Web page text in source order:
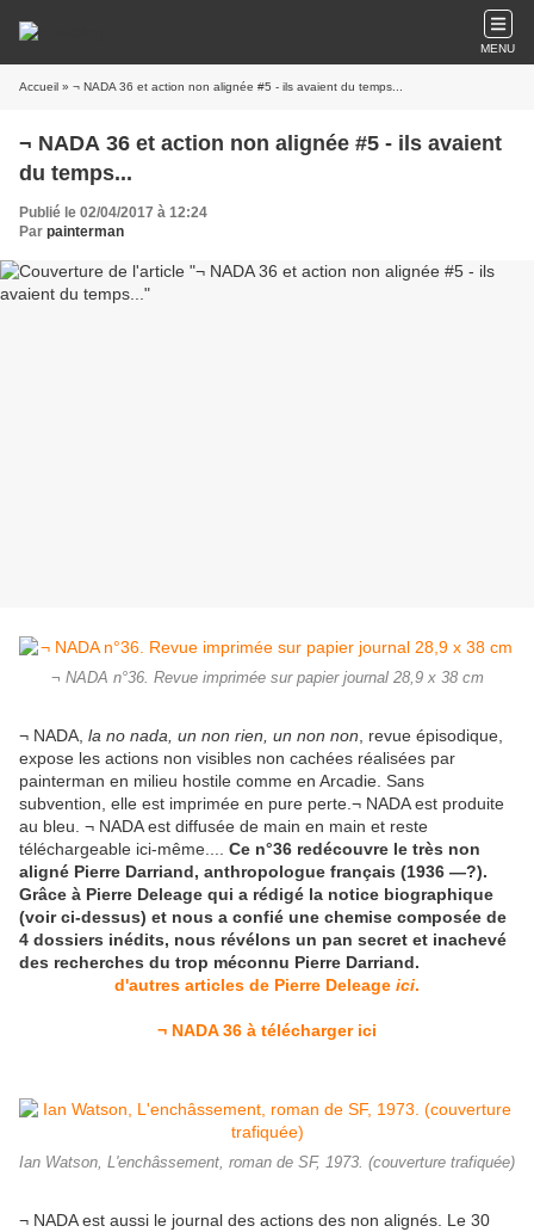
MENU
Accueil » ¬ NADA 36 et action non alignée #5 - ils avaient du temps...
¬ NADA 36 et action non alignée #5 - ils avaient
du temps...
Publié le 02/04/2017 à 12:24
Par painterman
¬ NADA n°36. Revue imprimée sur papier journal 28,9 x 38 cm
¬ NADA, la no nada, un non rien, un non non , revue épisodique,
expose les actions non visibles non cachées réalisées par
painterman en milieu hostile comme en Arcadie. Sans
subvention, elle est imprimée en pure perte.¬ NADA est produite
au bleu. ¬ NADA est diffusée de main en main et reste
téléchargeable ici-même.... Ce n°36 redécouvre le très non
aligné Pierre Darriand, anthropologue français (1936 —?).
Grâce à Pierre Deleage qui a rédigé la notice biographique
(voir ci-dessus) et nous a confié une chemise composée de
4 dossiers inédits, nous révélons un pan secret et inachevé
des recherches du trop méconnu Pierre Darriand.
d'autres articles de Pierre Deleage ici.
¬ NADA 36 à télécharger ici
Ian Watson, L'enchâssement, roman de SF, 1973. (couverture trafiquée)
¬ NADA est aussi le journal des actions des non alignés. Le 30